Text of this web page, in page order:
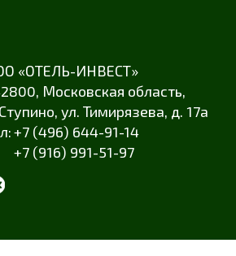
«ОТЕЛЬ-ИНВЕСТ»
Московская область,
, ул. Тимирязева, д. 17а
+7 (496) 644-91-14
+7 (916) 991-51-97